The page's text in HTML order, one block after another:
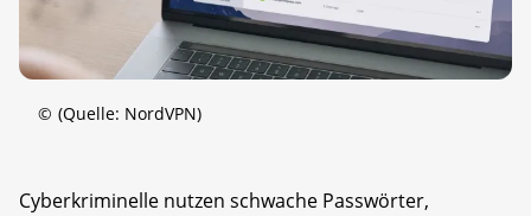
© (Quelle: NordVPN)
Cyberkriminelle nutzen schwache Passwörter,